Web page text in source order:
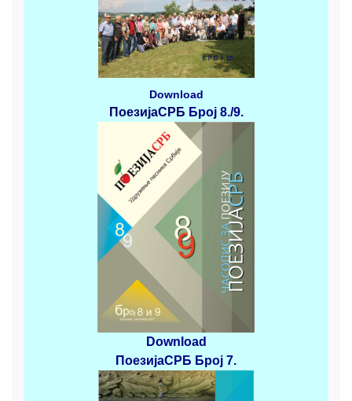
Download
ПоезијаСРБ Број 8./9.
Download
ПоезијаСРБ Број 7.